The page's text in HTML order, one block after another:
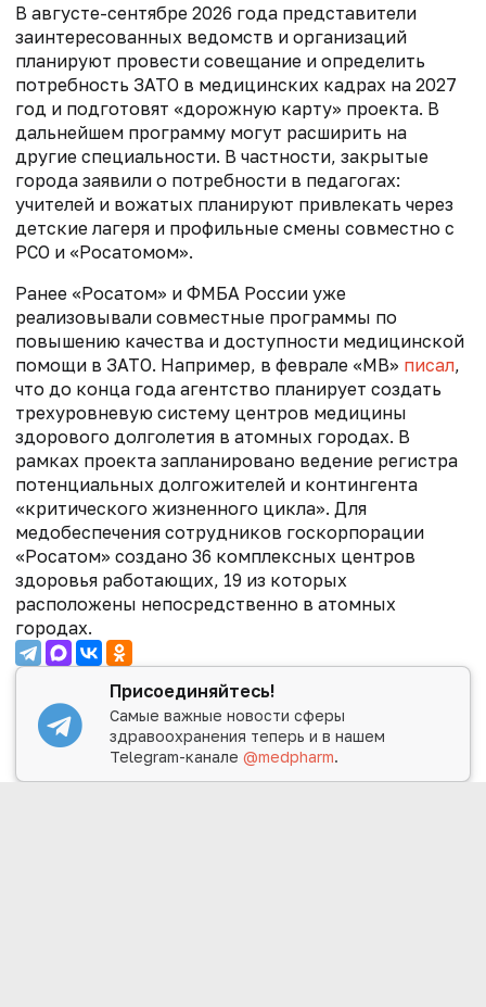
В августе-сентябре 2026 года представители
заинтересованных ведомств и организаций
планируют провести совещание и определить
потребность ЗАТО в медицинских кадрах на 2027
год и подготовят «дорожную карту» проекта. В
дальнейшем программу могут расширить на
другие специальности. В частности, закрытые
города заявили о потребности в педагогах:
учителей и вожатых планируют привлекать через
детские лагеря и профильные смены совместно с
РСО и «Росатомом».
Ранее «Росатом» и ФМБА России уже
реализовывали совместные программы по
повышению качества и доступности медицинской
помощи в ЗАТО. Например, в феврале «МВ» писал,
что до конца года агентство планирует создать
трехуровневую систему центров медицины
здорового долголетия в атомных городах. В
рамках проекта запланировано ведение регистра
потенциальных долгожителей и контингента
«критического жизненного цикла». Для
медобеспечения сотрудников госкорпорации
«Росатом» создано 36 комплексных центров
здоровья работающих, 19 из которых
расположены непосредственно в атомных
городах.
Присоединяйтесь!
Самые важные новости сферы
здравоохранения теперь и в нашем
Telegram-канале@medpharm.